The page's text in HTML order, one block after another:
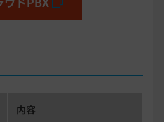
内容